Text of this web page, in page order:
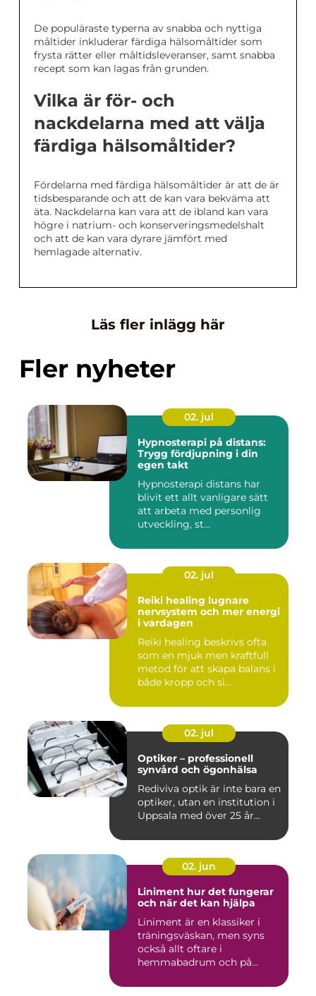
De populäraste typerna av snabba och nyttiga
måltider inkluderar färdiga hälsomåltider som
frysta rätter eller måltidsleveranser, samt snabba
recept som kan lagas från grunden.
Vilka är för- och
nackdelarna med att välja
färdiga hälsomåltider?
Fördelarna med färdiga hälsomåltider är att de är
tidsbesparande och att de kan vara bekväma att
äta. Nackdelarna kan vara att de ibland kan vara
högre i natrium- och konserveringsmedelshalt
och att de kan vara dyrare jämfört med
hemlagade alternativ.
Läs fler inlägg här
Fler nyheter
02. jul
Hypnosterapi på distans:
Trygg fördjupning i din
egen takt
Hypnosterapi distans har
blivit ett allt vanligare sätt
att arbeta med personlig
utveckling, st...
02. jul
Reiki healing lugnare
nervsystem och mer energi
i vardagen
Reiki healing beskrivs ofta
som en mjuk men kraftfull
metod för att skapa balans i
både kropp och si...
02. jul
Optiker – professionell
synvård och ögonhälsa
Rediviva optik är inte bara en
optiker, utan en institution i
Uppsala med över 25 år...
02. jun
Liniment hur det fungerar
och när det kan hjälpa
Liniment är en klassiker i
träningsväskan, men syns
också allt oftare i
hemmabadrum och på